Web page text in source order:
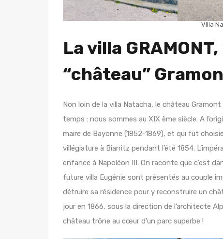
Villa
La villa
“château”
Non loin de la villa Natacha, le château
temps : nous sommes au XIX ème siècle. A
maire de Bayonne (1852-1869), et qui fut
villégiature à Biarritz pendant l’été 1854.
enfance à Napoléon III. On raconte que c’est
future villa Eugénie sont présentés au couple
détruire sa résidence pour y reconstruire un
jour en 1866, sous la direction de l’architecte
château trône au cœur d’un parc superbe !